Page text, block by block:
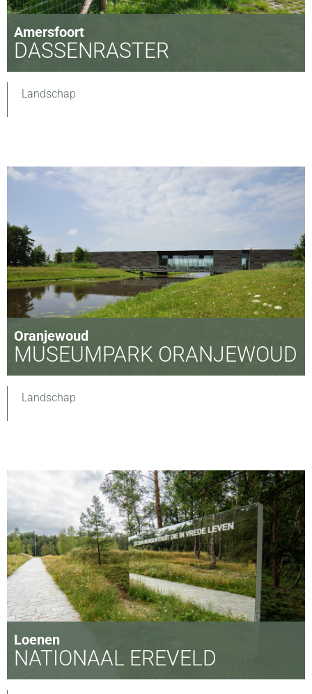
Amersfoort
DASSENRASTER
Landschap
Oranjewoud
MUSEUMPARK ORANJEWOUD
Landschap
Loenen
NATIONAAL EREVELD